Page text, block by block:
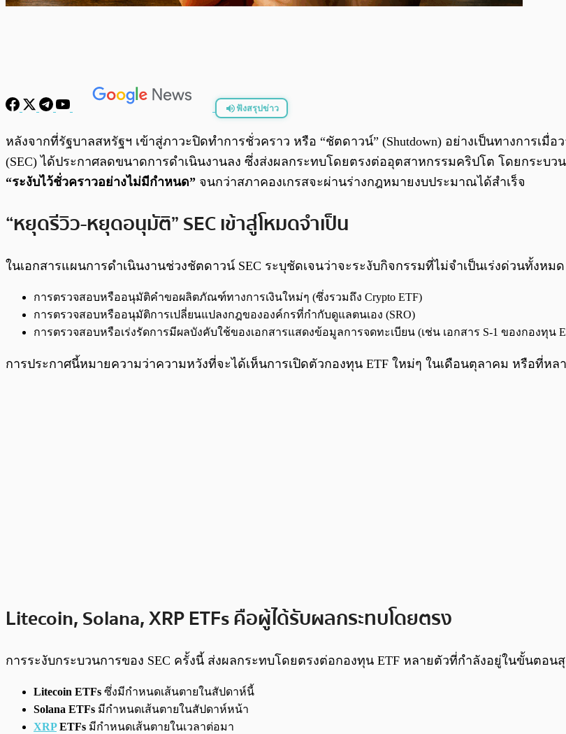
ฟังสรุปข่าว
พร้อมเล่น
หลังจากที่รัฐบาลสหรัฐฯ เข้าสู่ภาวะปิดทำการชั่วคราว หรือ “ชัตดาวน์” (Shutdown) อย่างเป็นทางการ
(SEC) ได้ประกาศลดขนาดการดำเนินงานลง ซึ่งส่งผลกระทบโดยตรงต่ออุตสาหกรรมคริปโต โดยกระบ
“ระงับไว้ชั่วคราวอย่างไม่มีกำหนด” จนกว่าสภาคองเกรสจะผ่านร่างกฎหมายงบประมาณได้สำเร็จ
“หยุดรีวิว-หยุดอนุมัติ” SEC เข้าสู่โหมดจำเป็น
ในเอกสารแผนการดำเนินงานช่วงชัตดาวน์ SEC ระบุชัดเจนว่าจะระงับกิจกรรมที่ไม่จำเป็นเร่งด่วนทั้งหม
การตรวจสอบหรืออนุมัติคำขอผลิตภัณฑ์ทางการเงินใหม่ๆ (ซึ่งรวมถึง Crypto ETF)
การตรวจสอบหรืออนุมัติการเปลี่ยนแปลงกฎขององค์กรที่กำกับดูแลตนเอง (SRO)
การตรวจสอบหรือเร่งรัดการมีผลบังคับใช้ของเอกสารแสดงข้อมูลการจดทะเบียน (เช่น เอกสาร S-1 ของกองทุน
การประกาศนี้หมายความว่าความหวังที่จะได้เห็นการเปิดตัวกองทุน ETF ใหม่ๆ ในเดือนตุลาคม หรือที่หล
Litecoin, Solana, XRP ETFs คือผู้ได้รับผลกระทบโดยตรง
การระงับกระบวนการของ SEC ครั้งนี้ ส่งผลกระทบโดยตรงต่อกองทุน ETF หลายตัวที่กำลังอยู่ในขั้นตอ
Litecoin ETFs ซึ่งมีกำหนดเส้นตายในสัปดาห์นี้
Solana ETFs มีกำหนดเส้นตายในสัปดาห์หน้า
XRPETFs มีกำหนดเส้นตายในเวลาต่อมา